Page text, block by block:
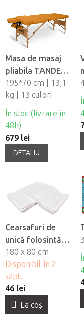
Masa de masaj
pliabila TANDEM
Basic-2
195*70 cm | 13,1
kg | 13 culori
În stoc (livrare în
48h)
679 lei
DETALIU
Cearsafuri de
unică folosintă
impermeabile
Fabulo, 10 buc
180 x 80 cm
Disponibil în 2
săpt.
46 lei
La coş